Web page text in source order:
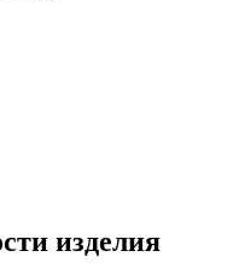
изделия